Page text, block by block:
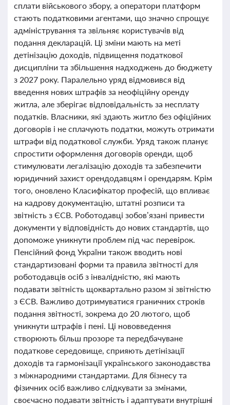
сплати військового збору, а оператори платформ
стають податковими агентами, що значно спрощує
адміністрування та звільняє користувачів від
подання декларацій. Ці зміни мають на меті
детінізацію доходів, підвищення податкової
дисципліни та збільшення надходжень до бюджету
з 2027 року. Паралельно уряд відмовився від
введення нових штрафів за неофіційну оренду
житла, але зберігає відповідальність за несплату
податків. Власники, які здають житло без офіційних
договорів і не сплачують податки, можуть отримати
штрафи від податкової служби. Уряд також планує
спростити оформлення договорів оренди, щоб
стимулювати легалізацію доходів та забезпечити
юридичний захист орендодавцям і орендарям. Крім
того, оновлено Класифікатор професій, що впливає
на кадрову документацію, штатні розписи та
звітність з ЄСВ. Роботодавці зобов’язані привести
документи у відповідність до нових стандартів, що
допоможе уникнути проблем під час перевірок.
Пенсійний фонд України також вводить нові
стандартизовані форми та правила звітності для
роботодавців осіб з інвалідністю, які мають
подавати звітність щоквартально разом зі звітністю
з ЄСВ. Важливо дотримуватися граничних строків
подання звітності, зокрема до 20 лютого, щоб
уникнути штрафів і пені. Ці нововведення
створюють більш прозоре та передбачуване
податкове середовище, сприяють детінізації
доходів та гармонізації українського законодавства
з міжнародними стандартами. Для бізнесу та
фізичних осіб важливо слідкувати за змінами,
своєчасно подавати звітність і адаптувати внутрішні